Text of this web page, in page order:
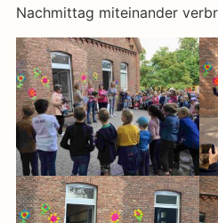
Nachmittag miteinander